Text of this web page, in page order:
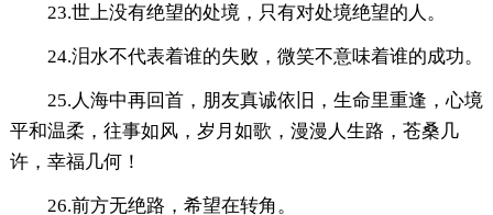
23.世上没有绝望的处境，只有对处境绝望的人。
24.泪水不代表着谁的失败，微笑不意味着谁的成功。
25.人海中再回首，朋友真诚依旧，生命里重逢，心境
平和温柔，往事如风，岁月如歌，漫漫人生路，苍桑几
许，幸福几何！
26.前方无绝路，希望在转角。